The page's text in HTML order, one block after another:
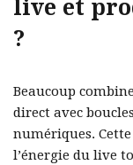
live et
?
Beaucoup
direct avec
numériques.
l’énergie du live